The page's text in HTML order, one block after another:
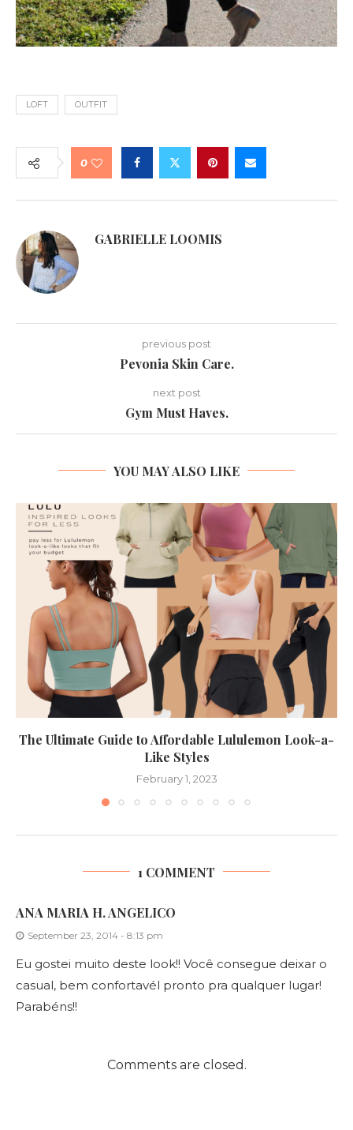
LOFT OUTFIT
0
GABRIELLE LOOMIS
previous post
Pevonia Skin Care.
next post
Gym Must Haves.
YOU MAY ALSO LIKE
The Ultimate Guide to Affordable Lululemon Look-a-
Like Styles
February 1, 2023
1 COMMENT
ANA MARIA H. ANGELICO
September 23, 2014 - 8:13 pm
Eu gostei muito deste look!! Você consegue deixar o
casual, bem confortavél pronto pra qualquer lugar!
Parabéns!!
Comments are closed.